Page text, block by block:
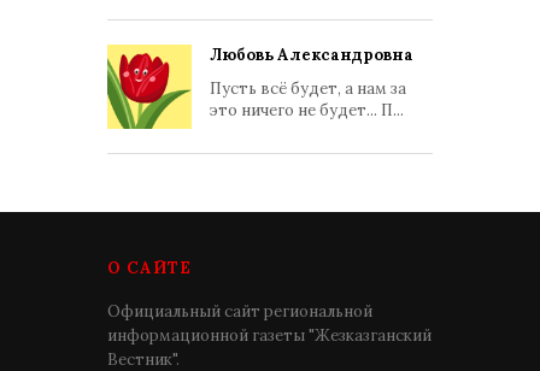
Любовь Александровна
Пусть всё будет, а нам за
это ничего не будет... П...
О САЙТЕ
Официальный сайт региональной
информационной газеты "Жезказганский
Вестник".